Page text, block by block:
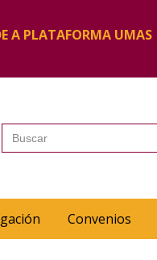
A PLATAFORMA UMAS
Buscar:
Convenios